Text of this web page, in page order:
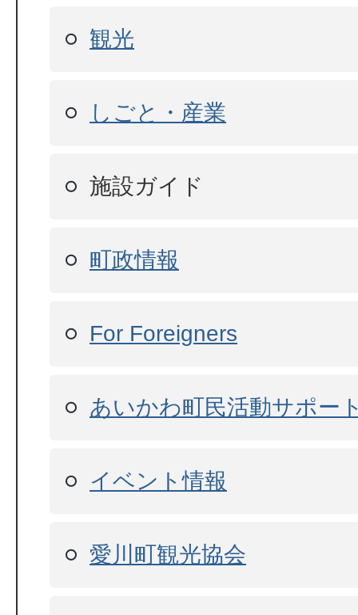
観光
しごと・産業
施設ガイド
町政情報
For Foreigners
あいかわ町民活動サポー
イベント情報
愛川町観光協会